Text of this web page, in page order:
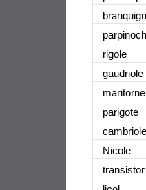
rigole
gaudriole
maritorne
parigote
cambriole
Nicole
transistor